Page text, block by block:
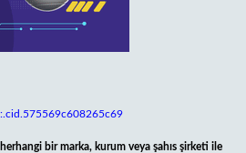
bir marka, kurum veya şahıs şirketi ile